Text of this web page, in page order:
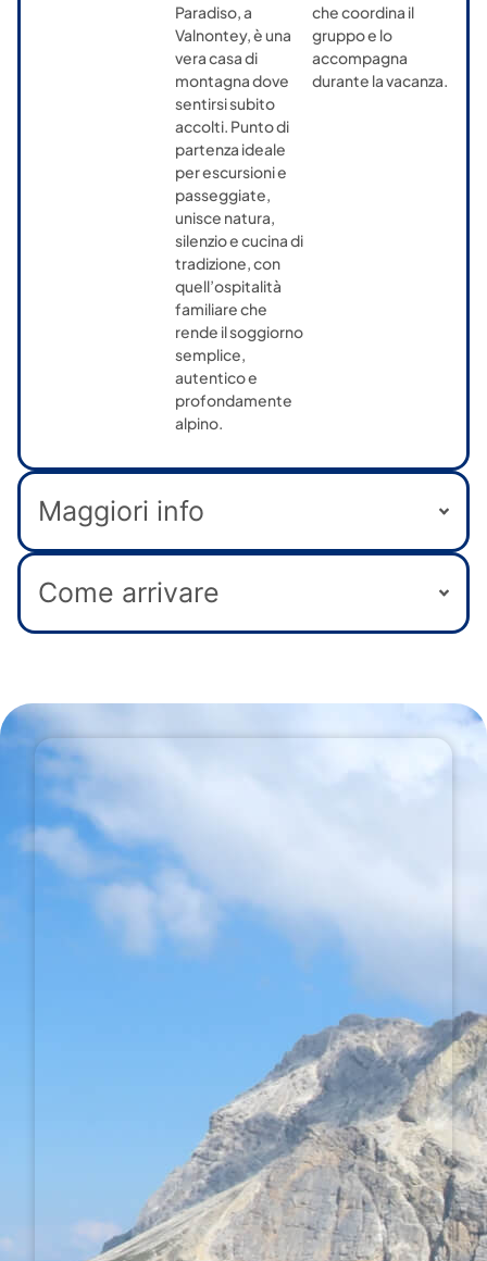
Paradiso, a
Valnontey, è una
vera casa di
montagna dove
sentirsi subito
accolti. Punto di
partenza ideale
per escursioni e
passeggiate,
unisce natura,
silenzio e cucina di
tradizione, con
quell’ospitalità
familiare che
rende il soggiorno
semplice,
autentico e
profondamente
alpino.
che coordina il
gruppo e lo
accompagna
durante la vacanza.
Maggiori info
Come arrivare